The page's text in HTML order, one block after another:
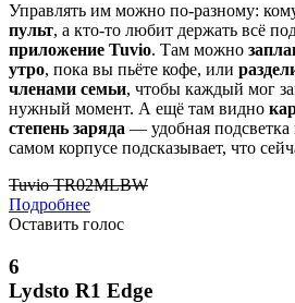
Управлять им можно по-разному:
пульт, а кто-то любит держать всё
приложение Tuvio. Там можно
утро, пока вы пьёте кофе, или
членами семьи, чтобы каждый мог
нужный момент. А ещё там видно
степень заряда — удобная
самом корпусе подсказывает, что
Tuvio TR02MLBW
Подробнее
Оставить голос
6
Lydsto R1 Edge